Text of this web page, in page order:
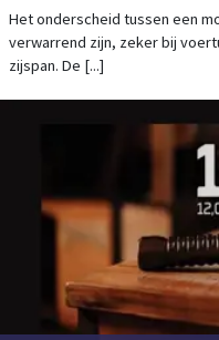
Het onderscheid tussen een
verwarrend zijn, zeker bij
zijspan. De [...]